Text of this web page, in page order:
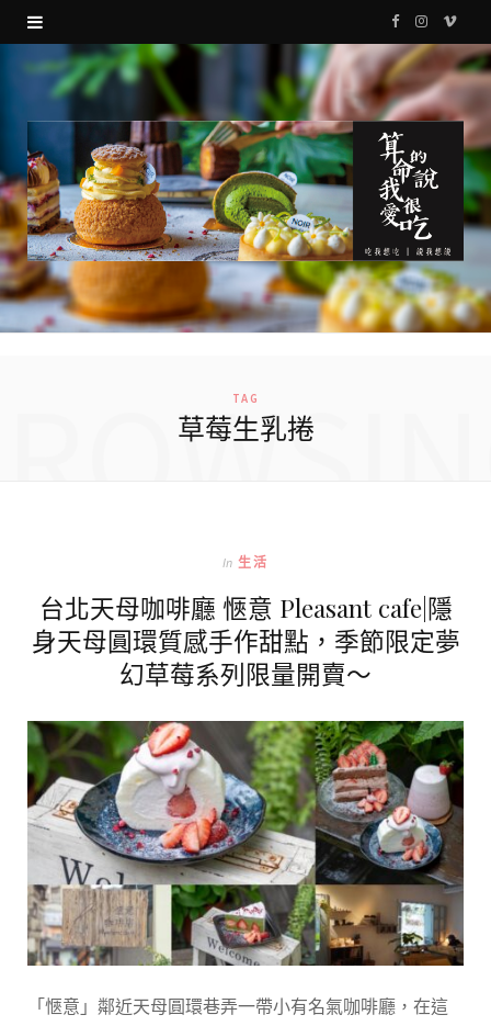
F
a
c
e
b
o
k
I
s
g
r
a
V
i
TAG
草莓生乳捲
In 生活
台北天母咖啡廳 愜意 Pleasant cafe|隱
身天母圓環質感手作甜點，季節限定夢
幻草莓系列限量開賣～
「愜意」鄰近天母圓環巷弄一帶小有名氣咖啡廳，在這